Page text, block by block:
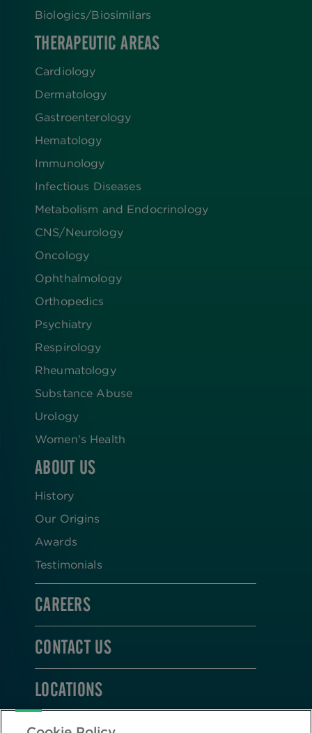
Biologics​/​Biosimilars
THERAPEUTIC AREAS
Cardiology
Dermatology
Gastroenterology
Hematology
Immunology
Infectious Diseases
Metabolism and Endocrinology
CNS/Neurology
Oncology
Ophthalmology
Orthopedics
Psychiatry
Respirology
Rheumatology
Substance Abuse
Urology
Women’s Health
ABOUT US
History
Our Origins
Awards
Testimonials
CAREERS
CONTACT US
LOCATIONS